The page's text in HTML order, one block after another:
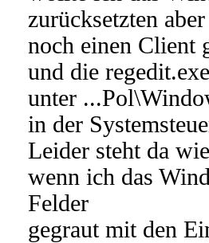
zurücksetzten
noch einen Client
und die
unter
in der
Leider steht da
wenn ich das
Felder
gegraut mit den